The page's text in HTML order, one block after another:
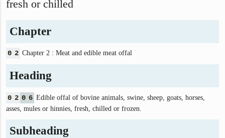
fresh or chilled
Chapter
0 2 Chapter 2 : Meat and edible meat offal
Heading
0 2 0 6 Edible offal of bovine animals, swine, sheep, goats, horses,
asses, mules or hinnies, fresh, chilled or frozen.
Subheading